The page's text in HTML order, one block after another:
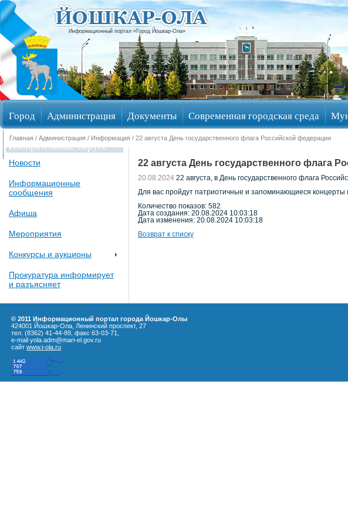
Информационный портал «Город Йошкар-Ола»
Город Администрация Документы Современная городская среда
Избирательные округа
Главная / Администрация / Информация / 22 августа День государственного флага Российской федерации
Новости
Информационные
сообщения
Афиша
Мероприятия
Конкурсы и аукционы
Прокуратура информирует
и разъясняет
22 августа День государственного флага
20.08.2024 22 августа, в День государственного флага
Для вас пройдут патриотичные и запоминающиеся концерты
Количество показов: 582
Дата создания: 20.08.2024 10:03:18
Дата изменения: 20.08.2024 10:03:18
Возврат к списку
© 2011 Информационный портал города Йошкар-Олы
424001 Йошкар-Ола, Ленинский проспект, 27
тел. (8362) 41-44-89, факс 63-03-71,
e-mail yola.adm@mari-el.gov.ru
сайт www.i-ola.ru